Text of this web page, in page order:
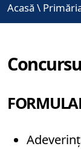
Acasă \